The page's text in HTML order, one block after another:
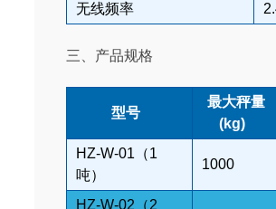
无线频率
三、 产品规格
型号
最大秤量
(kg)
HZ-W-01 （1
吨）
1000
HZ-W-02 （2